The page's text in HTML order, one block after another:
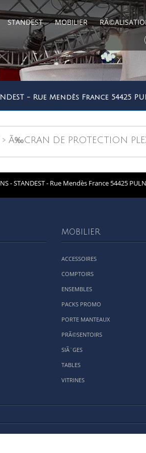
STANDEST MOBILIER
- Rue Mendès France 54425
Ã‰CRAN DE PROTECTION
- STANDEST - Rue Mendès France 54425
MOBILIER
ACCESSOIRES
COMPTOIRS
ENSEMBLES
PACKS PROMO
PORTE MANTEAUX
PRÃ©SENTOIRS
SIÃ¨GES
TABLES
VITRINES